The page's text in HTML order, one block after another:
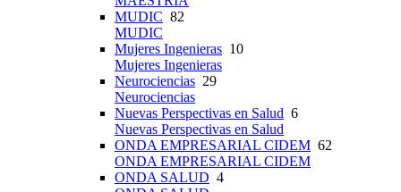
MUDIC 82
MUDIC
Mujeres Ingenieras 10
Mujeres Ingenieras
Neurociencias 29
Neurociencias
Nuevas Perspectivas en Salud 6
Nuevas Perspectivas en Salud
ONDA EMPRESARIAL CIDEM 62
ONDA EMPRESARIAL CIDEM
ONDA SALUD 4